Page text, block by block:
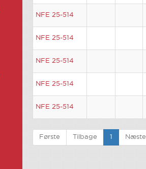
NFE 25-514
NFE 25-514
NFE 25-514
NFE 25-514
NFE 25-514
Første Tilbage 1 Næste